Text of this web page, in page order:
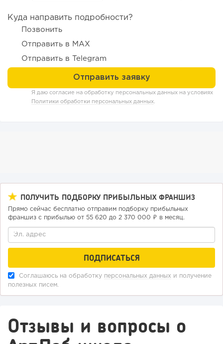
186
российский...
182 12 2
«Прибыль 20 млн в год, а я ездил на метро»: куда в
интернет-магазине...
Куда направить подробности?
Позвонить
Отправить в MAX
Отправить в Telegram
Я даю согласие на обработку персональных данных на условиях
Политики обработки персональных данных.
ПОЛУЧИТЬ ПОДБОРКУ ПРИБЫЛЬНЫХ ФРАНШИЗ
Прямо сейчас бесплатно отправим подборку прибыльных
франшиз с прибылью от 55 620 до 2 370 000 ₽ в месяц.
Соглашаюсь на обработку персональных данных и получение
полезных писем.
Отзывы и вопросы о